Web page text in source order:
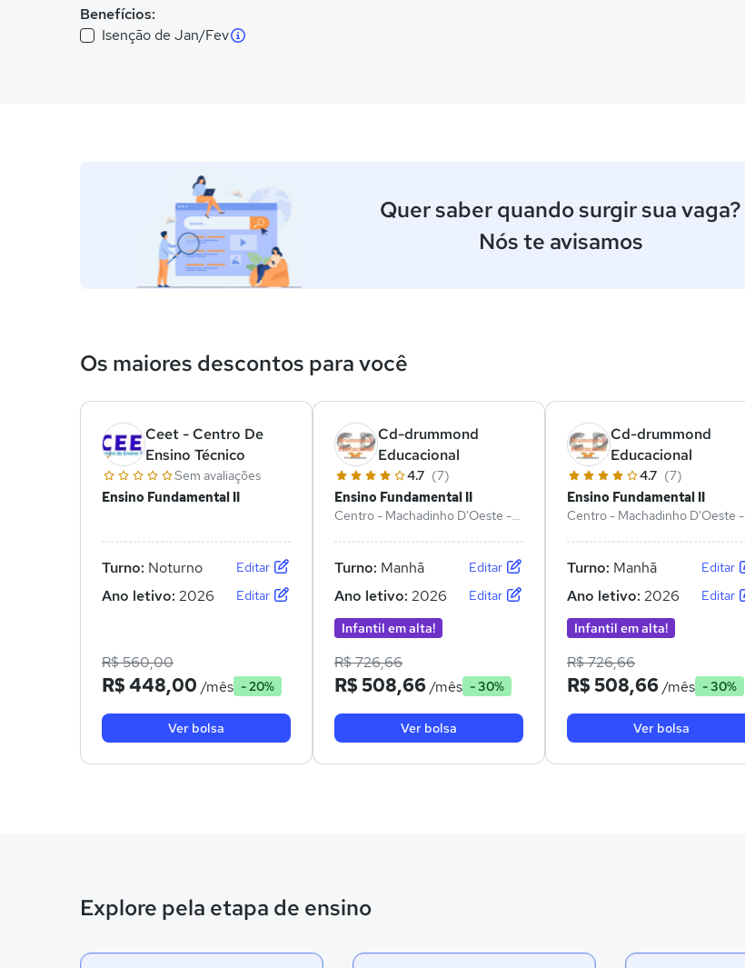
Benefícios:
Isenção de Jan/Fev
Quer saber quando surgir sua vaga?
Nós te avisamos
Os maiores descontos para você
Ceet - Centro De
Ensino Técnico
Sem avaliações
Ensino Fundamental II
Turno: Noturno Editar
Ano letivo: 2026 Editar
R$ 560,00
R$ 448,00 /mês - 20%
Ver bolsa
Cd-drummond
Educacional
4.7 (7)
Ensino Fundamental II
Centro - Machadinho D'Oeste -
Turno: Manhã Editar
Ano letivo: 2026
Editar
Infantil em alta!
R$ 726,66
R$ 508,66/mês - 30%
Ver bolsa
Cd-drummond
Educacional
4.7 (7)
Ensino Fundamental II
Centro - Machadinho D'Oeste -
Turno: Manhã Editar
Ano letivo: 2026
Editar
Infantil em alta!
R$ 726,66
R$ 508,66/mês - 30%
Ver bolsa
Explore pela etapa de ensino